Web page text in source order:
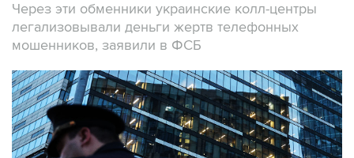
Через эти обменники украинские колл-центры
легализовывали деньги жертв телефонных
мошенников, заявили в ФСБ